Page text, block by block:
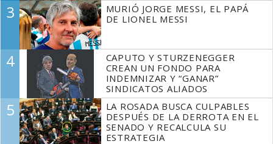
3
MURIÓ JORGE MESSI, EL PAPÁ
DE LIONEL MESSI
4
CAPUTO Y STURZENEGGER
CREAN UN FONDO PARA
INDEMNIZAR Y “GANAR”
SINDICATOS ALIADOS
5
LA ROSADA BUSCA CULPABLES
DESPUÉS DE LA DERROTA EN EL
SENADO Y RECALCULA SU
ESTRATEGIA